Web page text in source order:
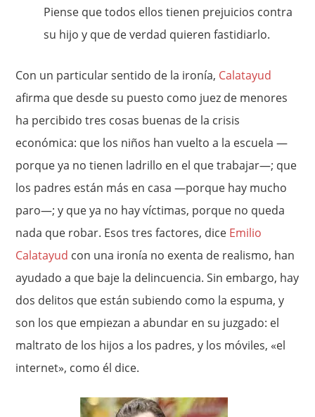
Piense que todos ellos tienen prejuicios contra
su hijo y que de verdad quieren fastidiarlo.
Con un particular sentido de la ironía, Calatayud
afirma que desde su puesto como juez de menores
ha percibido tres cosas buenas de la crisis
económica: que los niños han vuelto a la escuela —
porque ya no tienen ladrillo en el que trabajar—; que
los padres están más en casa —porque hay mucho
paro—; y que ya no hay víctimas, porque no queda
nada que robar. Esos tres factores, dice Emilio
Calatayud con una ironía no exenta de realismo, han
ayudado a que baje la delincuencia. Sin embargo, hay
dos delitos que están subiendo como la espuma, y
son los que empiezan a abundar en su juzgado: el
maltrato de los hijos a los padres, y los móviles, «el
internet», como él dice.